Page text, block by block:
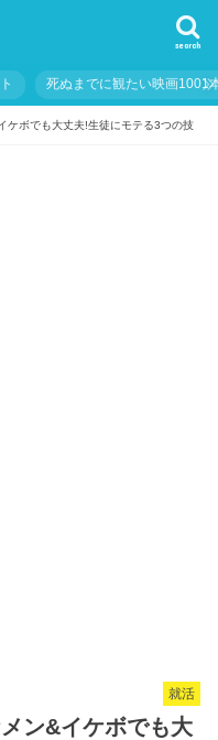
search
死ぬまでに観たい映画1001
ケボでも大丈夫!生徒にモテる3つの技
就活
ン&イケボでも大